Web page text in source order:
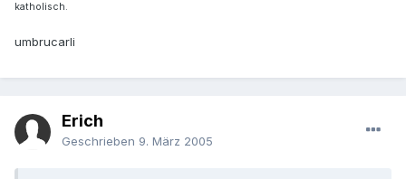
katholisch.
umbrucarli
Erich
Geschrieben 9. März 2005